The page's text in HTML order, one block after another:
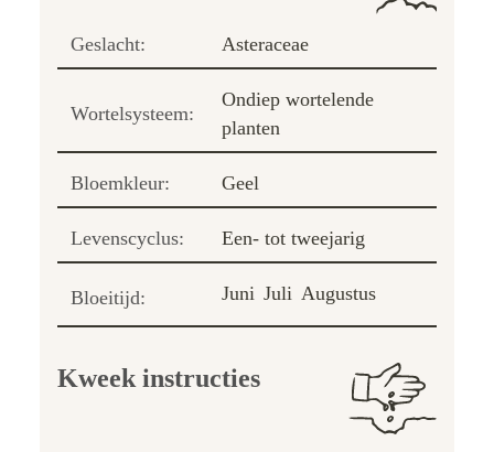
Geslacht: Asteraceae
Wortelsysteem:
Ondiep wortelende
planten
Bloemkleur: Geel
Levenscyclus: Een- tot tweejarig
Bloeitijd: Juni Juli Augustus
Kweek instructies